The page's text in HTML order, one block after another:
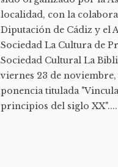
localidad, con la
Diputación de Cádiz y el
Sociedad La Cultura de
Sociedad Cultural La
viernes 23 de noviembre,
ponencia titulada
principios del siglo XX"....